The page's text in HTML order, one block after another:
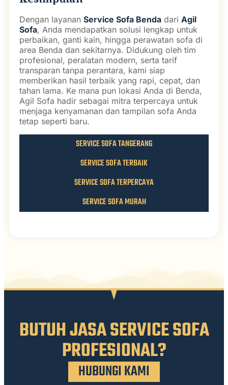
Dengan layanan Service Sofa Benda dari Agil
Sofa, Anda mendapatkan solusi lengkap untuk
perbaikan, ganti kain, hingga perawatan sofa di
area Benda dan sekitarnya. Didukung oleh tim
profesional, peralatan modern, serta tarif
transparan tanpa perantara, kami siap
memberikan hasil terbaik yang rapi, cepat, dan
tahan lama. Ke mana pun lokasi Anda di Benda,
Agil Sofa hadir sebagai mitra terpercaya untuk
menjaga kenyamanan dan tampilan sofa Anda
tetap seperti baru.
SERVICE SOFA TANGERANG
SERVICE SOFA TERBAIK
SERVICE SOFA TERPERCAYA
SERVICE SOFA MURAH
BUTUH JASA SERVICE SOFA
PROFESIONAL?
HUBUNGI KAMI